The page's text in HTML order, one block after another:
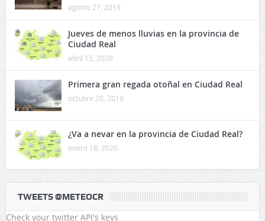
agosto 27, 2019
Jueves de menos lluvias en la provincia de
Ciudad Real
abril 15, 2020
Primera gran regada otoñal en Ciudad Real
octubre 20, 2019
¿Va a nevar en la provincia de Ciudad Real?
enero 18, 2020
TWEETS @METEOCR
Check your twitter API's keys